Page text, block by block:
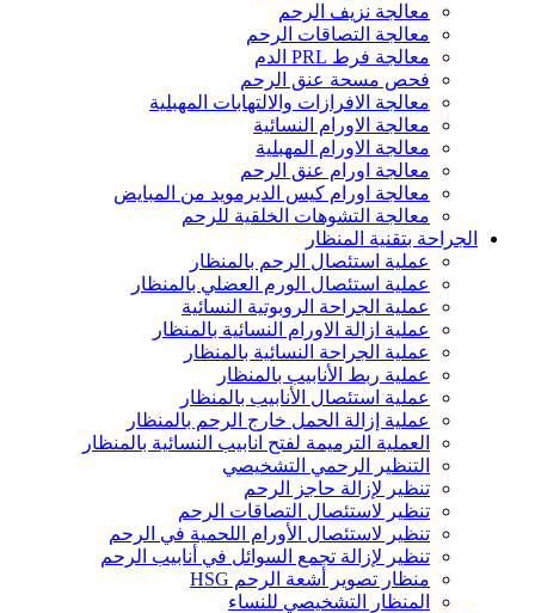
معالجة نزيف الرحم
معالجة التصاقات الرحم
معالجة فرط PRL الدم
فحص مسحة عنق الرحم
معالجة الافرازات والالتهابات المهبلية
معالجة الاورام النسائية
معالجة الاورام المهبلية
معالجة اورام عنق الرحم
معالجة اورام كيس الديرمويد من المبايض
معالجة التشوهات الخلقية للرحم
الجراحة بتقنية المنظار
عملية استئصال الرحم بالمنظار
عملية استئصال الورم العضلي بالمنظار
عملية الجراحة الروبوتية النسائية
عملية ازالة الاورام النسائية بالمنظار
عملية الجراحة النسائية بالمنظار
عملية ربط الأنابيب بالمنظار
عملية استئصال الأنابيب بالمنظار
عملية إزالة الحمل خارج الرحم بالمنظار
العملية الترميمة لفتح انابيب النسائية بالمنظار
التنظير الرحمي التشخيصي
تنظير لإزالة حاجز الرحم
تنظير لاستئصال التصاقات الرحم
تنظير لاستئصال الأورام اللحمية في الرحم
تنظير لإزالة تجمع السوائل في أنابيب الرحم
منظار تصوير أشعة الرحم HSG
المنظار التشخيصي للنساء